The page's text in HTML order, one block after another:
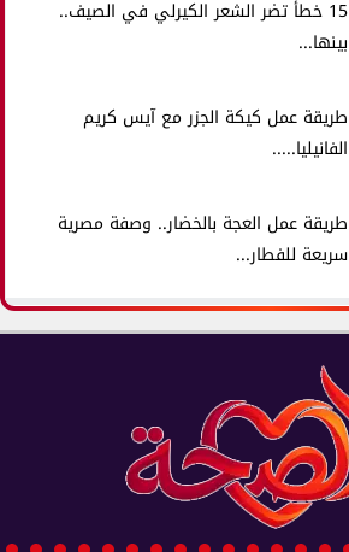
15 خطأ تضر الشعر الكيرلي في الصيف..
بينها...
طريقة عمل كيكة الجزر مع آيس كريم
الفانيليا.....
طريقة عمل العجة بالخضار.. وصفة مصرية
سريعة للفطار...